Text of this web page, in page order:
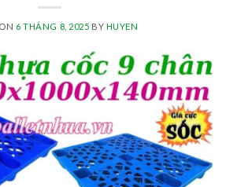
6 THÁNG 8, 2025 BY HUYEN